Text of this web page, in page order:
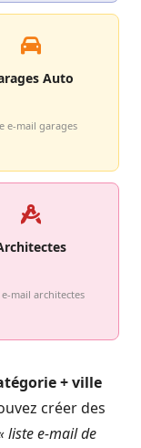
Auto
e-mail garages
e-mail architectes
+ ville
créer des
liste e-mail de